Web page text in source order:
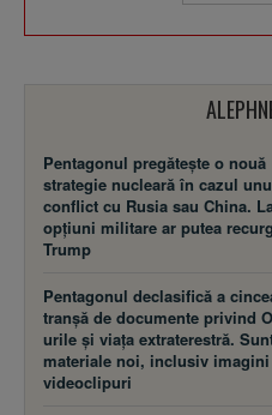
Pentagonul pregătește o nouă
strategie nucleară în cazul
conflict cu Rusia sau China.
opțiuni militare ar putea
Trump
Pentagonul declasifică a
tranșă de documente privind
urile și viața extraterestră.
materiale noi, inclusiv
videoclipuri